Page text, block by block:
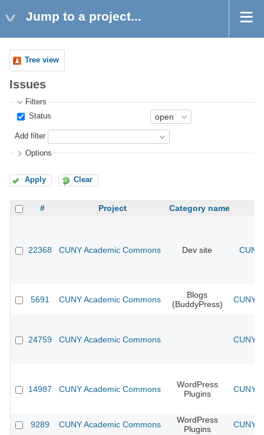
Jump to a project...
Tree view
Issues
Filters
Status
Add filter
Options
Apply Clear
# Project Category name
22368 CUNY Academic Commons Dev site
5691 CUNY Academic Commons
Blogs
(BuddyPress)
CUNY
24759 CUNY Academic Commons CUNY
14987 CUNY Academic Commons
WordPress
Plugins
CUNY
9289 CUNY Academic Commons
WordPress
Plugins
CUNY